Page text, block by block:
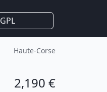
GPL
Haute-Corse
2,190 €